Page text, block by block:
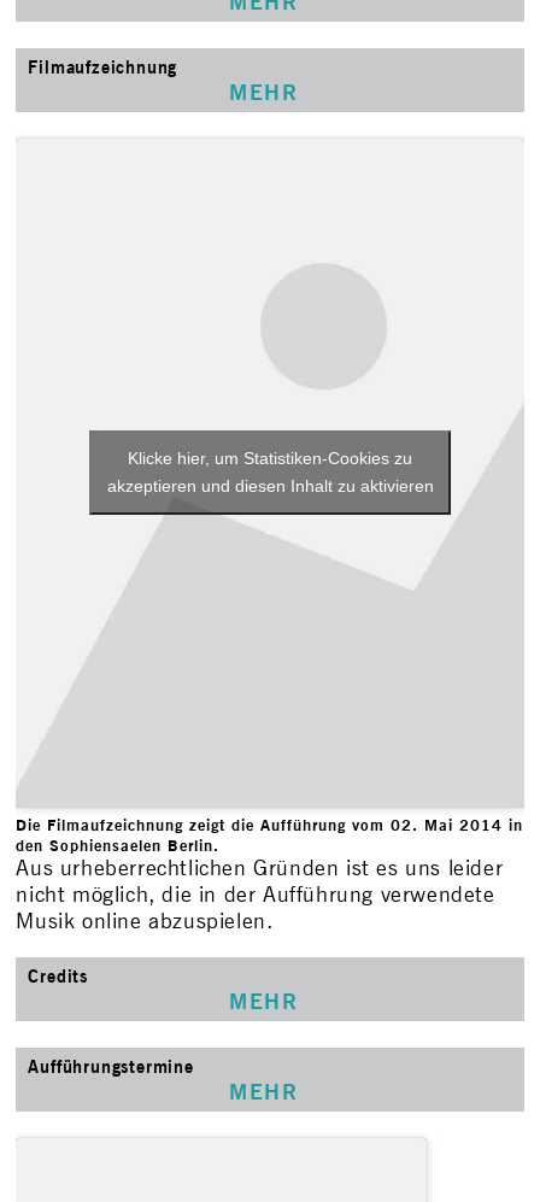
Filmaufzeichnung
MEHR
Klicke hier, um Statistiken-Cookies zu
akzeptieren und diesen Inhalt zu aktivieren
Die Filmaufzeichnung zeigt die Aufführung vom 02. Mai 2014 in
den Sophiensaelen Berlin.
Aus urheberrechtlichen Gründen ist es uns leider
nicht möglich, die in der Aufführung verwendete
Musik online abzuspielen.
Credits
MEHR
Aufführungstermine
MEHR